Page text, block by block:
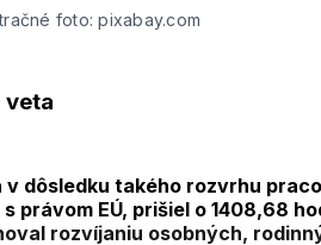
foto: pixabay.com
veta
v dôsledku takého rozvrhu
právom EÚ, prišiel o 1408,68
rozvíjaniu osobných,